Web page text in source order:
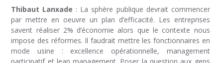
Thibaut Lanxade : La sphère publique devrait commencer
par mettre en oeuvre un plan d’efficacité. Les entreprises
savent réaliser 2% d’économie alors que le contexte nous
impose des réformes. Il faudrait mettre les fonctionnaires en
mode usine : excellence opérationnelle, management
participatif et lean management. Poser la question aux gens